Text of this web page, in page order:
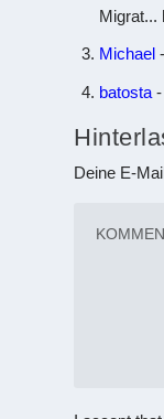
Migrat...
Michael
batosta-
Deine E-